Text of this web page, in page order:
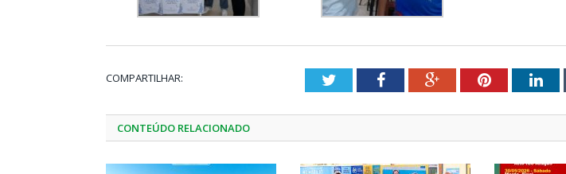
COMPARTILHAR: TwitterFacebookGoogle+Pinterest
CONTEÚDO RELACIONADO